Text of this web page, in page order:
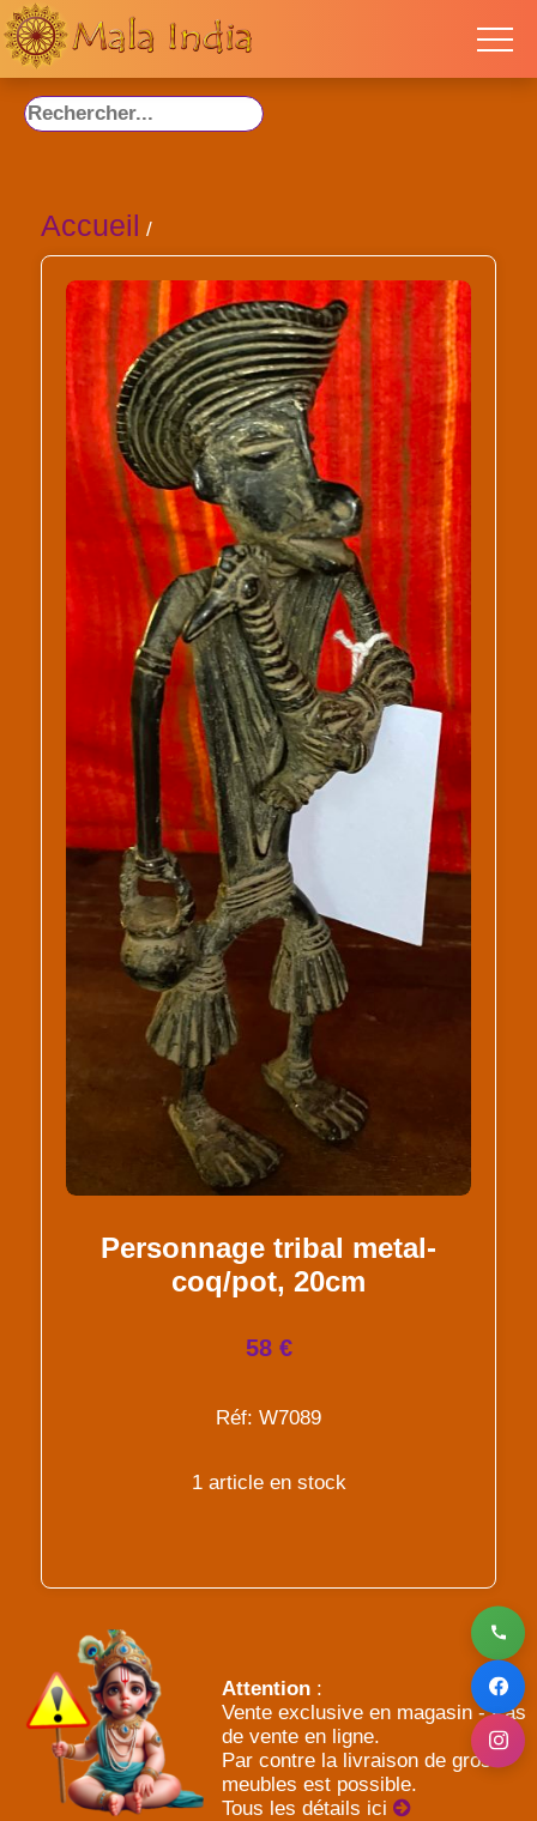
Accueil /
Personnage tribal metal-
coq/pot, 20cm
58 €
Réf: W7089
1 article en stock
Attention :
Vente exclusive en magasin - Pas
de vente en ligne.
Par contre la livraison de gros
meubles est possible.
Tous les détails ici